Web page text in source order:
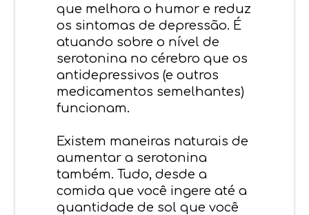
que melhora o humor e reduz
os sintomas de depressão. É
atuando sobre o nível de
serotonina no cérebro que os
antidepressivos (e outros
medicamentos semelhantes)
funcionam.
Existem maneiras naturais de
aumentar a serotonina
também. Tudo, desde a
comida que você ingere até a
quantidade de sol que você